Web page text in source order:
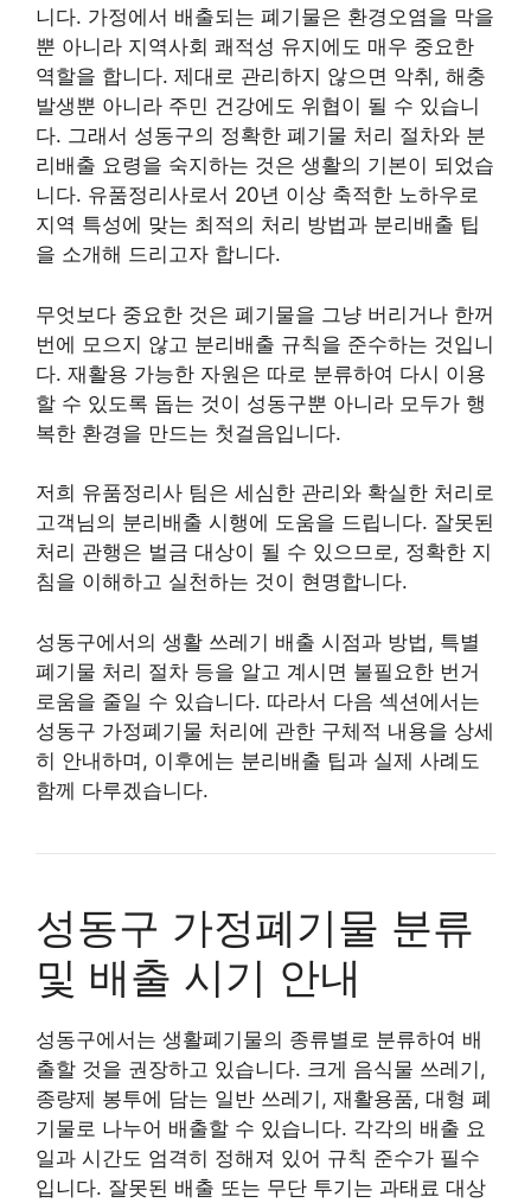
니다. 가정에서 배출되는 폐기물은 환경오염을 막을
뿐 아니라 지역사회 쾌적성 유지에도 매우 중요한
역할을 합니다. 제대로 관리하지 않으면 악취, 해충
발생뿐 아니라 주민 건강에도 위협이 될 수 있습니
다. 그래서 성동구의 정확한 폐기물 처리 절차와 분
리배출 요령을 숙지하는 것은 생활의 기본이 되었습
니다. 유품정리사로서 20년 이상 축적한 노하우로
지역 특성에 맞는 최적의 처리 방법과 분리배출 팁
을 소개해 드리고자 합니다.
무엇보다 중요한 것은 폐기물을 그냥 버리거나 한꺼
번에 모으지 않고 분리배출 규칙을 준수하는 것입니
다. 재활용 가능한 자원은 따로 분류하여 다시 이용
할 수 있도록 돕는 것이 성동구뿐 아니라 모두가 행
복한 환경을 만드는 첫걸음입니다.
저희 유품정리사 팀은 세심한 관리와 확실한 처리로
고객님의 분리배출 시행에 도움을 드립니다. 잘못된
처리 관행은 벌금 대상이 될 수 있으므로, 정확한 지
침을 이해하고 실천하는 것이 현명합니다.
성동구에서의 생활 쓰레기 배출 시점과 방법, 특별
폐기물 처리 절차 등을 알고 계시면 불필요한 번거
로움을 줄일 수 있습니다. 따라서 다음 섹션에서는
성동구 가정폐기물 처리에 관한 구체적 내용을 상세
히 안내하며, 이후에는 분리배출 팁과 실제 사례도
함께 다루겠습니다.
성동구 가정폐기물 분류
및 배출 시기 안내
성동구에서는 생활폐기물의 종류별로 분류하여 배
출할 것을 권장하고 있습니다. 크게 음식물 쓰레기,
종량제 봉투에 담는 일반 쓰레기, 재활용품, 대형 폐
기물로 나누어 배출할 수 있습니다. 각각의 배출 요
일과 시간도 엄격히 정해져 있어 규칙 준수가 필수
입니다. 잘못된 배출 또는 무단 투기는 과태료 대상